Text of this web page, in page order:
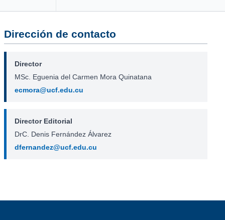
Dirección de contacto
Director
MSc. Eguenia del Carmen Mora Quinatana
ecmora@ucf.edu.cu
Director Editorial
DrC. Denis Fernández Álvarez
dfernandez@ucf.edu.cu